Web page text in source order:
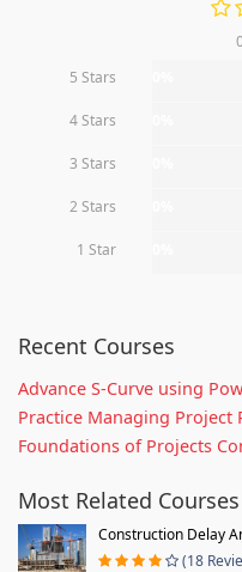
5 Stars
4 Stars
3 Stars
2 Stars
1 Star
Recent Courses
Advance S-Curve using
Practice Managing Project
Foundations of Projects
Most Related Courses
Construction Delay
(18